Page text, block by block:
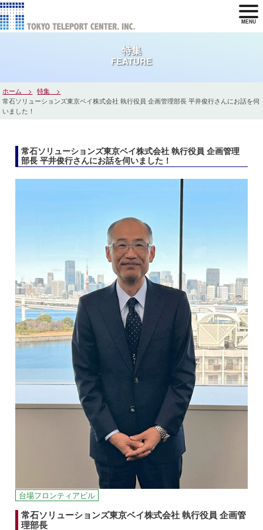
MENU
特集
FEATURE
ホーム
特集
常石ソリューションズ東京ベイ株式会社 執行役員 企画管理部長 平井俊行さんにお話を伺
いました！
常石ソリューションズ東京ベイ株式会社 執行役員 企画管理
部長 平井俊行さんにお話を伺いました！
台場フロンティアビル
常石ソリューションズ東京ベイ株式会社 執行役員 企画管
理部長